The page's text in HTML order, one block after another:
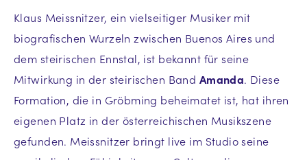
Klaus Meissnitzer, ein vielseitiger Musiker mit
biografischen Wurzeln zwischen Buenos Aires und
dem steirischen Ennstal, ist bekannt für seine
Mitwirkung in der steirischen Band Amanda. Diese
Formation, die in Gröbming beheimatet ist, hat ihren
eigenen Platz in der österreichischen Musikszene
gefunden. Meissnitzer bringt live im Studio seine